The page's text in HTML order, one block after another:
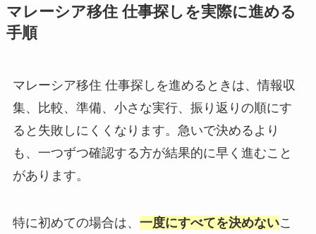
マレーシア移住 仕事探しを実際に進める
手順
マレーシア移住 仕事探しを進めるときは、情報収
集、比較、準備、小さな実行、振り返りの順にす
ると失敗しにくくなります。急いで決めるより
も、一つずつ確認する方が結果的に早く進むこと
があります。
特に初めての場合は、 一度にすべてを決めないこ